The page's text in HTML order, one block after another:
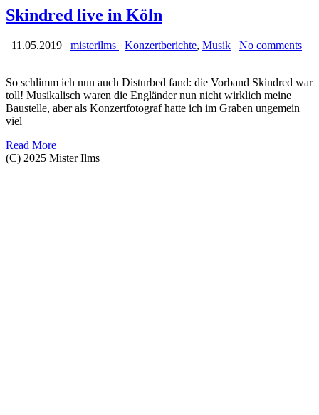
Skindred live in Köln
11.05.2019 misterilms Konzertberichte, Musik No comments
So schlimm ich nun auch Disturbed fand: die Vorband Skindred war
toll! Musikalisch waren die Engländer nun nicht wirklich meine
Baustelle, aber als Konzertfotograf hatte ich im Graben ungemein
viel
Read More
(C) 2025 Mister Ilms